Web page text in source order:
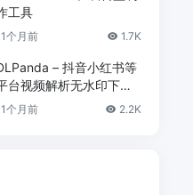
工具
个月前 1.7K
– 抖音小红书等
台视频解析无水印下载
具
个月前 2.2K